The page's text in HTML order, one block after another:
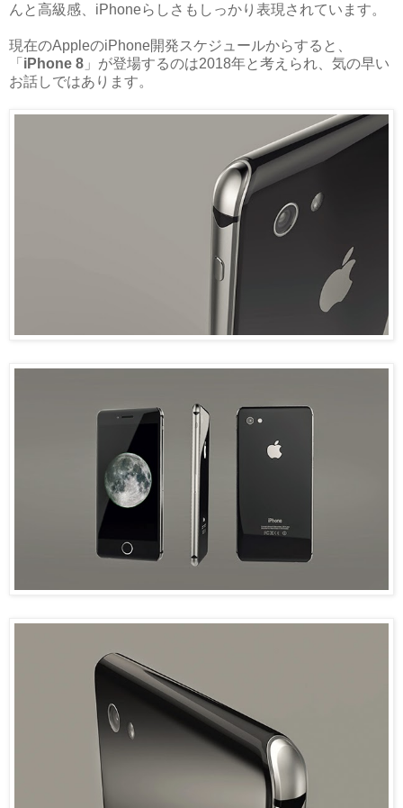
んと高級感、iPhoneらしさもしっかり表現されています。
現在のAppleのiPhone開発スケジュールからすると、
「 iPhone 8 」が登場するのは2018年と考えられ、気の早い
お話しではあります。